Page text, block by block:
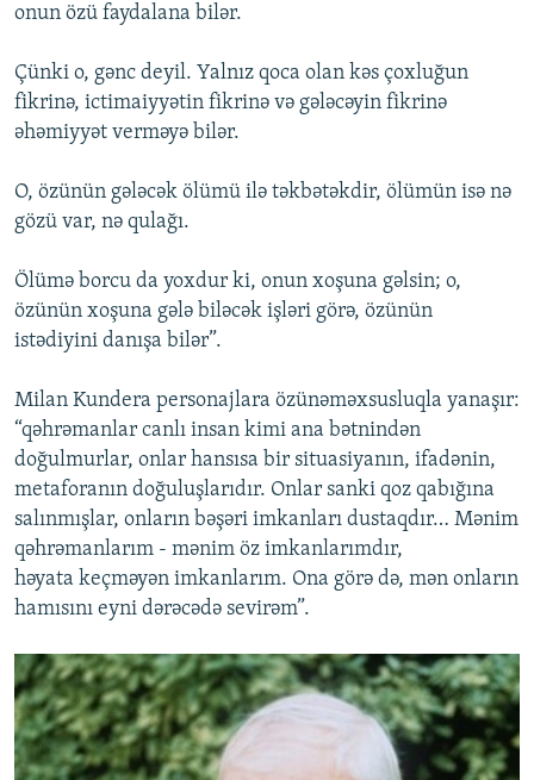
onun özü faydalana bilər.
Çünki o, gənc deyil. Yalnız qoca olan kəs çoxluğun
fikrinə, ictimaiyyətin fikrinə və gələcəyin fikrinə
əhəmiyyət verməyə bilər.
O, özünün gələcək ölümü ilə təkbətəkdir, ölümün isə nə
gözü var, nə qulağı.
Ölümə borcu da yoxdur ki, onun xoşuna gəlsin; o,
özünün xoşuna gələ biləcək işləri görə, özünün
istədiyini danışa bilər”.
Milan Kundera personajlara özünəməxsusluqla yanaşır:
“qəhrəmanlar canlı insan kimi ana bətnindən
doğulmurlar, onlar hansısa bir situasiyanın, ifadənin,
metaforanın doğuluşlarıdır. Onlar sanki qoz qabığına
salınmışlar, onların bəşəri imkanları dustaqdır… Mənim
qəhrəmanlarım - mənim öz imkanlarımdır,
həyata keçməyən imkanlarım. Ona görə də, mən onların
hamısını eyni dərəcədə sevirəm”.